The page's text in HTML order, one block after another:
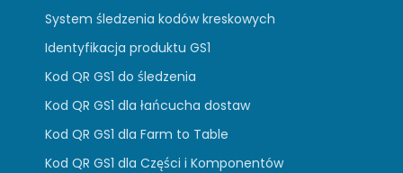
System śledzenia kodów kreskowych
Identyfikacja produktu GS1
Kod QR GS1 do śledzenia
Kod QR GS1 dla łańcucha dostaw
Kod QR GS1 dla Farm to Table
Kod QR GS1 dla Części i Komponentów